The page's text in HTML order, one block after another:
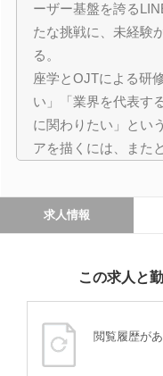
ーザー基盤を誇る
たな挑戦に、未経験
る。
座学とOJTによる研
い」「業界を代表す
に関わりたい」とい
アを描くには、また
求人情報
この求人と
閲覧履歴が